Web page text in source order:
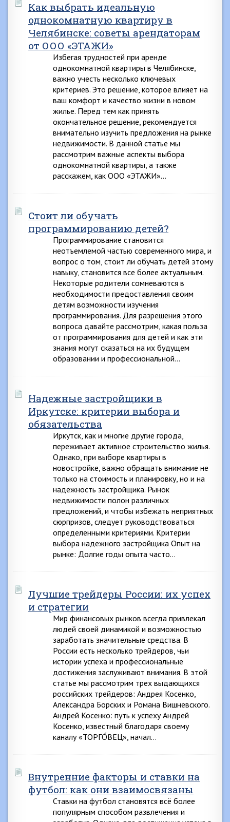
Как выбрать идеальную
однокомнатную квартиру в
Челябинске: советы арендаторам
от ООО «ЭТАЖИ»
Избегая трудностей при аренде
однокомнатной квартиры в Челябинске,
важно учесть несколько ключевых
критериев. Это решение, которое влияет на
ваш комфорт и качество жизни в новом
жилье. Перед тем как принять
окончательное решение, рекомендуется
внимательно изучить предложения на рынке
недвижимости. В данной статье мы
рассмотрим важные аспекты выбора
однокомнатной квартиры, а также
расскажем, как ООО «ЭТАЖИ»…
Стоит ли обучать
программированию детей?
Программирование становится
неотъемлемой частью современного мира, и
вопрос о том, стоит ли обучать детей этому
навыку, становится все более актуальным.
Некоторые родители сомневаются в
необходимости предоставления своим
детям возможности изучения
программирования. Для разрешения этого
вопроса давайте рассмотрим, какая польза
от программирования для детей и как эти
знания могут сказаться на их будущем
образовании и профессиональной…
Надежные застройщики в
Иркутске: критерии выбора и
обязательства
Иркутск, как и многие другие города,
переживает активное строительство жилья.
Однако, при выборе квартиры в
новостройке, важно обращать внимание не
только на стоимость и планировку, но и на
надежность застройщика. Рынок
недвижимости полон различных
предложений, и чтобы избежать неприятных
сюрпризов, следует руководствоваться
определенными критериями. Критерии
выбора надежного застройщика Опыт на
рынке: Долгие годы опыта часто…
Лучшие трейдеры России: их успех
и стратегии
Мир финансовых рынков всегда привлекал
людей своей динамикой и возможностью
заработать значительные средства. В
России есть несколько трейдеров, чьи
истории успеха и профессиональные
достижения заслуживают внимания. В этой
статье мы рассмотрим трех выдающихся
российских трейдеров: Андрея Косенко,
Александра Борских и Романа Вишневского.
Андрей Косенко: путь к успеху Андрей
Косенко, известный благодаря своему
каналу «ТОРГО́ВЕЦ», начал…
Внутренние факторы и ставки на
футбол: как они взаимосвязаны
Ставки на футбол становятся всё более
популярным способом развлечения и